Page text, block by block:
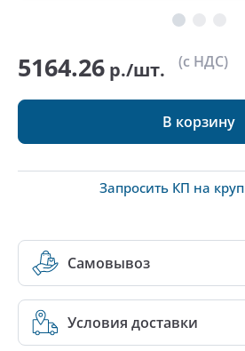
5164.26 р./шт. (с НДС)
В корзину
Запросить КП на
Самовывоз
Условия доставки